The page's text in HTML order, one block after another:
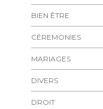
BIEN ÊTRE
CÉREMONIES
MARIAGES
DIVERS
DROIT